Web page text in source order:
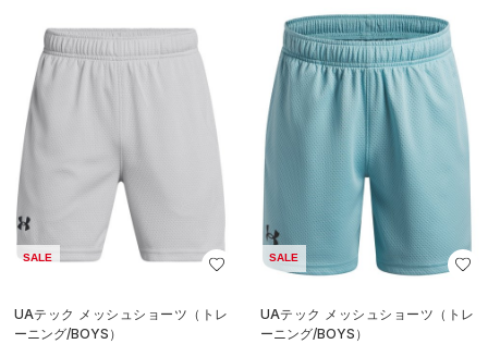
SALE
UAテック メッシュショーツ（トレ
ーニング/BOYS）
SALE
UAテック メッシュショーツ（トレ
ーニング/BOYS）